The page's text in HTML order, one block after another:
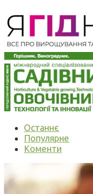
Останнє
Популярне
Коменти